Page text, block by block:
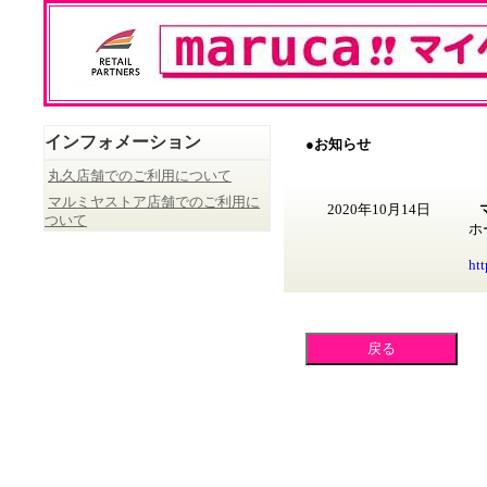
インフォメーション
丸久店舗でのご利用について
マルミヤストア店舗でのご利用に
ついて
●お知らせ
2020年10月14日
ホ